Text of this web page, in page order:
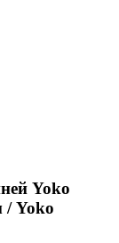
Yoko
/ Yoko